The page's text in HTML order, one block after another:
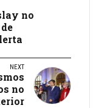
no
NEXT
no